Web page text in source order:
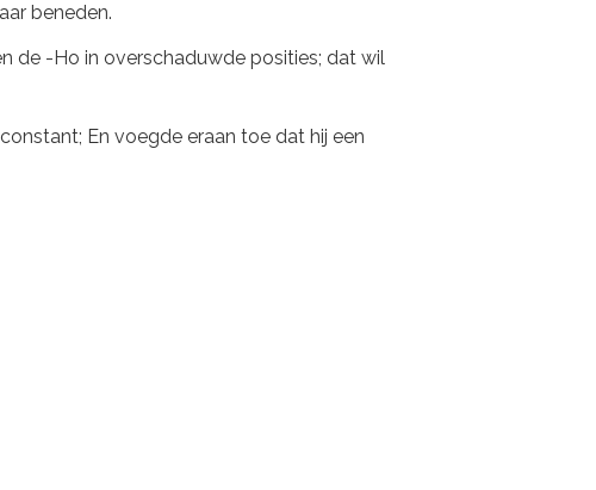
beneden.
de -Ho in overschaduwde posities; dat wil
En voegde eraan toe dat hij een